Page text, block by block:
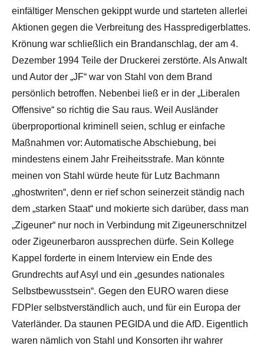
einfältiger Menschen gekippt wurde und starteten allerlei
Aktionen gegen die Verbreitung des Hasspredigerblattes.
Krönung war schließlich ein Brandanschlag, der am 4.
Dezember 1994 Teile der Druckerei zerstörte. Als Anwalt
und Autor der „JF“ war von Stahl von dem Brand
persönlich betroffen. Nebenbei ließ er in der „Liberalen
Offensive“ so richtig die Sau raus. Weil Ausländer
überproportional kriminell seien, schlug er einfache
Maßnahmen vor: Automatische Abschiebung, bei
mindestens einem Jahr Freiheitsstrafe. Man könnte
meinen von Stahl würde heute für Lutz Bachmann
„ghostwriten“, denn er rief schon seinerzeit ständig nach
dem „starken Staat“ und mokierte sich darüber, dass man
„Zigeuner“ nur noch in Verbindung mit Zigeunerschnitzel
oder Zigeunerbaron aussprechen dürfe. Sein Kollege
Kappel forderte in einem Interview ein Ende des
Grundrechts auf Asyl und ein „gesundes nationales
Selbstbewusstsein“. Gegen den EURO waren diese
FDPler selbstverständlich auch, und für ein Europa der
Vaterländer. Da staunen PEGIDA und die AfD. Eigentlich
waren nämlich von Stahl und Konsorten ihr wahrer